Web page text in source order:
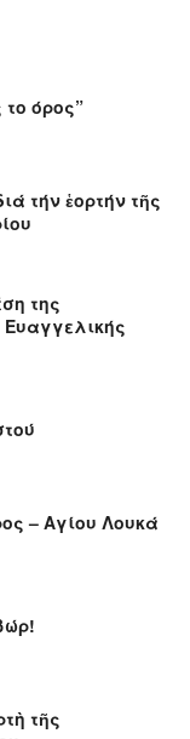
όρος”
τήν ἑορτήν τῆς
της
– Αγίου Λουκά
τῆς